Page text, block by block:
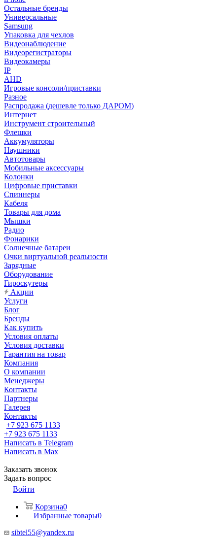
Остальные бренды
Универсальные
Samsung
Упаковка для чехлов
Видеонаблюдение
Видеорегистраторы
Видеокамеры
IP
AHD
Игровые консоли/приставки
Разное
Распродажа (дешевле только ДАРОМ)
Интернет
Инструмент строительный
Флешки
Аккумуляторы
Наушники
Автотовары
Мобильные аксессуары
Колонки
Цифровые приставки
Спиннеры
Кабеля
Товары для дома
Мышки
Радио
Фонарики
Солнечные батареи
Очки виртуальной реальности
Зарядные
Оборудование
Гироскутеры
Акции
Услуги
Блог
Бренды
Как купить
Условия оплаты
Условия доставки
Гарантия на товар
Компания
О компании
Менеджеры
Контакты
Партнеры
Галерея
Контакты
+7 923 675 1133
+7 923 675 1133
Написать в Telegram
Написать в Max
Заказать звонок
Задать вопрос
Войти
Корзина0
Избранные товары0
sibtel55@yandex.ru